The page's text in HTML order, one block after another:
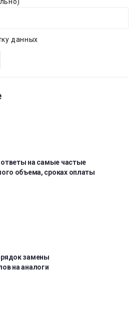
данных
ответы на самые частые
объема, сроках оплаты
замены
на аналоги